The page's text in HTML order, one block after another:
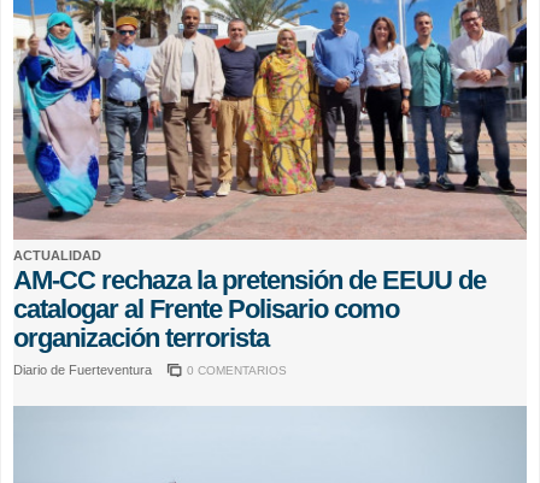
ACTUALIDAD
AM-CC rechaza la pretensión de EEUU de
catalogar al Frente Polisario como
organización terrorista
Diario de Fuerteventura 0 COMENTARIOS